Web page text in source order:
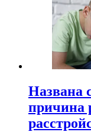
Названа
причина